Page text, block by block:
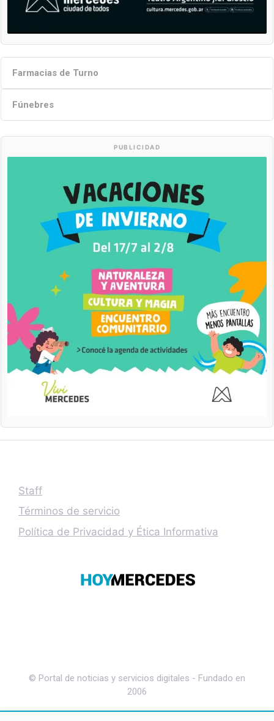
Farmacias de Turno
Fúnebres
PUBLICIDAD
Staff
Términos de servicio
Política de Privacidad y Ética Informativa
© Portal de noticias y servicios digitales - Fundado en
2006